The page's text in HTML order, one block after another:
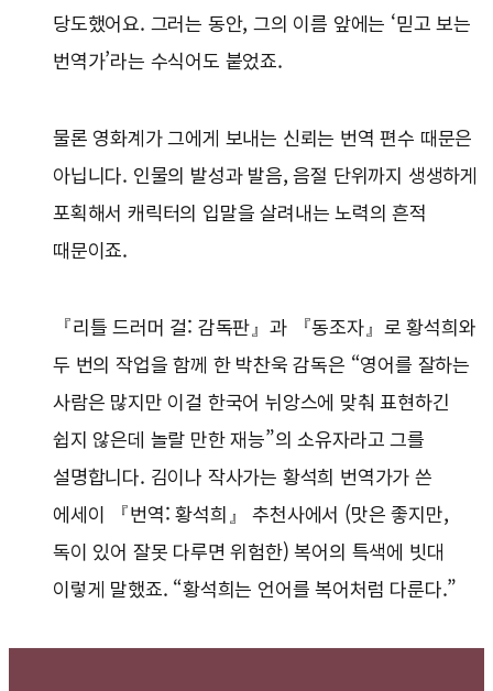
당도했어요. 그러는 동안, 그의 이름 앞에는 ‘믿고 보는
번역가’라는 수식어도 붙었죠.
물론 영화계가 그에게 보내는 신뢰는 번역 편수 때문은
아닙니다. 인물의 발성과 발음, 음절 단위까지 생생하게
포획해서 캐릭터의 입말을 살려내는 노력의 흔적
때문이죠.
『리틀 드러머 걸: 감독판』과 『동조자』로 황석희와
두 번의 작업을 함께 한 박찬욱 감독은 “영어를 잘하는
사람은 많지만 이걸 한국어 뉘앙스에 맞춰 표현하긴
쉽지 않은데 놀랄 만한 재능”의 소유자라고 그를
설명합니다. 김이나 작사가는 황석희 번역가가 쓴
에세이 『번역: 황석희』 추천사에서 (맛은 좋지만,
독이 있어 잘못 다루면 위험한) 복어의 특색에 빗대
이렇게 말했죠. “황석희는 언어를 복어처럼 다룬다.”